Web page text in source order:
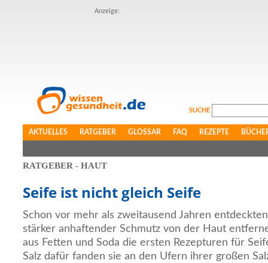
Anzeige:
SUCHE
AKTUELLES RATGEBER GLOSSAR FAQ REZEPTE
RATGEBER - HAUT
Seife ist nicht gleich Seife
Schon vor mehr als zweitausend Jahren
stärker anhaftender Schmutz von der Haut
aus Fetten und Soda die ersten Rezepturen für
Salz dafür fanden sie an den Ufern ihrer großen